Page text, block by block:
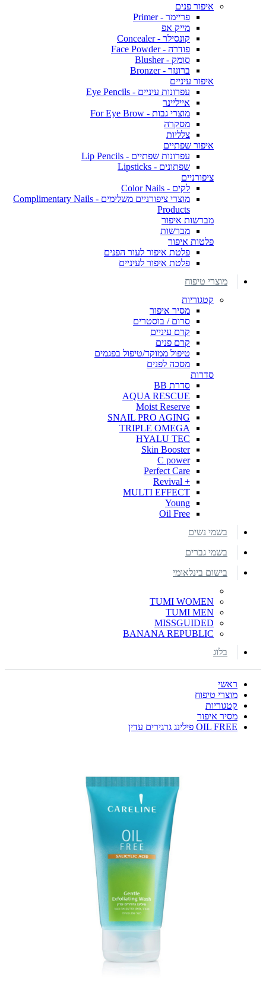
איפור פנים
פריימר - Primer
מייק אפ
קונסילר - Concealer
פודרה - Face Powder
סומק - Blusher
ברונזר - Bronzer
איפור עיניים
עפרונות עיניים - Eye Pencils
אייליינר
מוצרי גבות - For Eye Brow
מסקרה
צלליות
איפור שפתיים
עפרונות שפתיים - Lip Pencils
שפתונים - Lipsticks
ציפורניים
לקים - Color Nails
מוצרי ציפורניים משלימים - Complimentary Nails
Products
מברשות איפור
מברשות
פלטות איפור
פלטת איפור לעור הפנים
פלטת איפור לעיניים
מוצרי טיפוח
קטגוריות
מסיר איפור
סרום / בוסטרים
קרם עיניים
קרם פנים
טיפול ממוקד/טיפול בפגמים
מסכה לפנים
סדרות
סדרת BB
AQUA RESCUE
Moist Reserve
SNAIL PRO AGING
TRIPLE OMEGA
HYALU TEC
Skin Booster
C power
Perfect Care
+ Revival
MULTI EFFECT
Young
Oil Free
בשמי נשים
בשמי גברים
בישום בינלאומי
TUMI WOMEN
TUMI MEN
MISSGUIDED
BANANA REPUBLIC
בלוג
ראשי
מוצרי טיפוח
קטגוריות
מסיר איפור
OIL FREE פילינג גרגירים עדין